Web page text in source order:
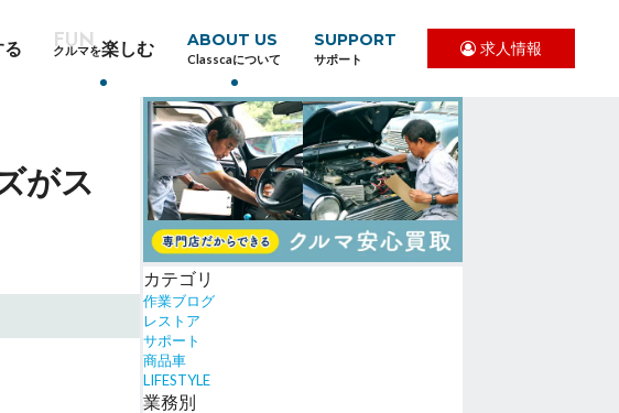
る クルマを楽しむ ABOUT US
Classcaについて
SUPPORT
サポート
求人情報
がス
カテゴリ
作業ブログ
レストア
サポート
商品車
LIFESTYLE
業務別